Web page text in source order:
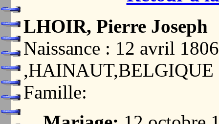
LHOIR, Pierre Joseph
Naissance : 12 avril
,HAINAUT,BELGIQUE
Famille: